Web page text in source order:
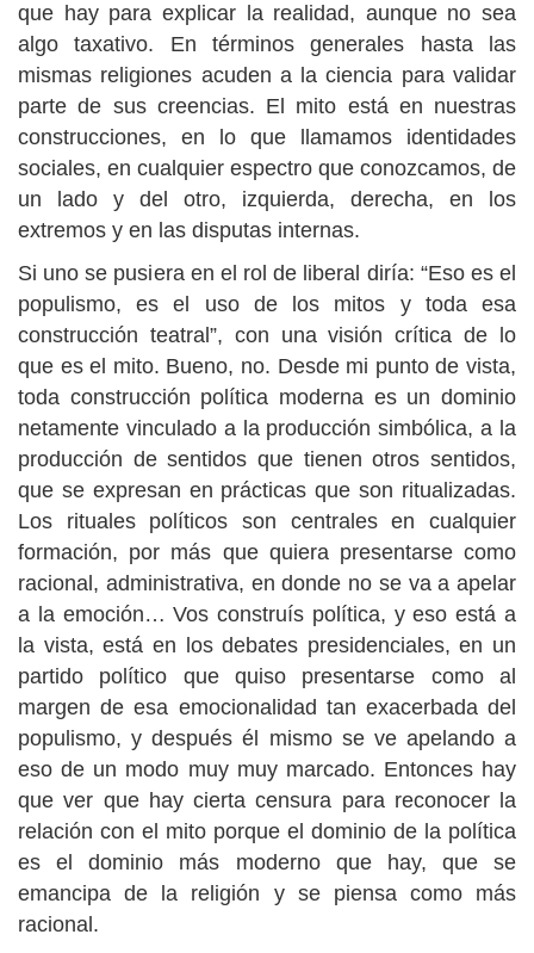
que hay para explicar la realidad, aunque no sea
algo taxativo. En términos generales hasta las
mismas religiones acuden a la ciencia para validar
parte de sus creencias. El mito está en nuestras
construcciones, en lo que llamamos identidades
sociales, en cualquier espectro que conozcamos, de
un lado y del otro, izquierda, derecha, en los
extremos y en las disputas internas.
Si uno se pusiera en el rol de liberal diría: “Eso es el
populismo, es el uso de los mitos y toda esa
construcción teatral”, con una visión crítica de lo
que es el mito. Bueno, no. Desde mi punto de vista,
toda construcción política moderna es un dominio
netamente vinculado a la producción simbólica, a la
producción de sentidos que tienen otros sentidos,
que se expresan en prácticas que son ritualizadas.
Los rituales políticos son centrales en cualquier
formación, por más que quiera presentarse como
racional, administrativa, en donde no se va a apelar
a la emoción… Vos construís política, y eso está a
la vista, está en los debates presidenciales, en un
partido político que quiso presentarse como al
margen de esa emocionalidad tan exacerbada del
populismo, y después él mismo se ve apelando a
eso de un modo muy muy marcado. Entonces hay
que ver que hay cierta censura para reconocer la
relación con el mito porque el dominio de la política
es el dominio más moderno que hay, que se
emancipa de la religión y se piensa como más
racional.